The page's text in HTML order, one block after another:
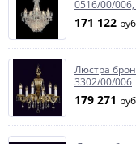
0516/00/
171 122
Люстра
3302/00/006
179 271